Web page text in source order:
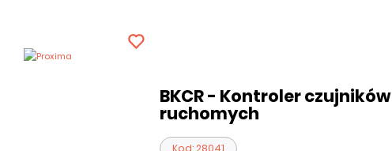
BKCR - Kontroler czujników
ruchomych
Kod: 28041